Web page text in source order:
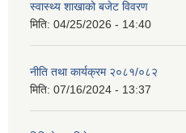
स्वास्थ्य शाखाको बजेट विवरण
मिति: 04/25/2026 - 14:40
नीति तथा कार्यक्रम २०८१/०८२
मिति: 07/16/2024 - 13:37